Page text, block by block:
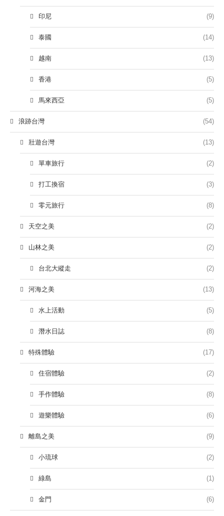
印尼 (9)
泰國 (14)
越南 (13)
香港 (5)
馬來西亞 (5)
浪跡台灣 (54)
壯遊台灣 (13)
單車旅行 (2)
打工換宿 (3)
零元旅行 (8)
天空之美 (2)
山林之美 (2)
台北大縱走 (2)
河海之美 (13)
水上活動 (5)
潛水日誌 (8)
特殊體驗 (17)
住宿體驗 (2)
手作體驗 (8)
遊樂體驗 (6)
離島之美 (9)
小琉球 (2)
綠島 (1)
金門 (6)